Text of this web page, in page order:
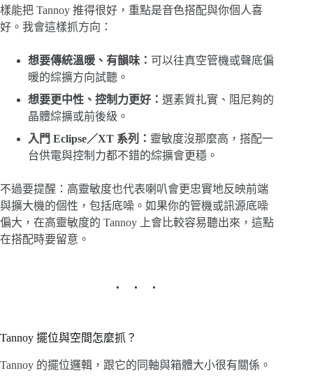
樣能把 Tannoy 推得很好，重點是音色搭配與你個人喜
好。我會這樣抓方向：
想要傳統溫暖、有韻味： 可以往真空管機或聲底偏
暖的綜擴方向試聽。
想要更中性、控制力更好： 選素質扎實、阻尼夠的
晶體綜擴或前後級。
入門 Eclipse／XT 系列： 靈敏度沒那麼高，搭配一
台供電與控制力都不錯的綜擴會更穩。
不過要提醒：高靈敏度也代表喇叭會更忠實地反映前端
與擴大機的個性，包括底噪。如果你的管機或訊源底噪
偏大，在高靈敏度的 Tannoy 上會比較容易聽出來，這點
在搭配時要留意。
Tannoy 擺位與空間怎麼抓？
Tannoy 的擺位邏輯，跟它的同軸與箱體大小很有關係。